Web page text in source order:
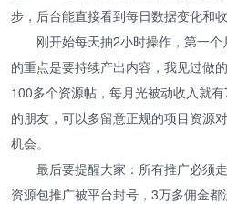
步，后台能直接看到每日数据变化和
刚开始每天抽2小时操作，第一
的重点是要持续产出内容，我见过做
100多个资源帖，每月光被动收入就
的朋友，可以多留意正规的项目资源
机会。
最后要提醒大家：所有推广必须
资源包推广被平台封号，3万多佣金都